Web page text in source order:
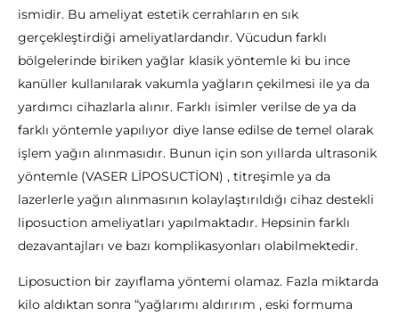
ismidir. Bu ameliyat estetik cerrahların en sık
gerçekleştirdiği ameliyatlardandır. Vücudun farklı
bölgelerinde biriken yağlar klasik yöntemle ki bu ince
kanüller kullanılarak vakumla yağların çekilmesi ile ya da
yardımcı cihazlarla alınır. Farklı isimler verilse de ya da
farklı yöntemle yapılıyor diye lanse edilse de temel olarak
işlem yağın alınmasıdır. Bunun için son yıllarda ultrasonik
yöntemle (VASER LİPOSUCTİON) , titreşimle ya da
lazerlerle yağın alınmasının kolaylaştırıldığı cihaz destekli
liposuction ameliyatları yapılmaktadır. Hepsinin farklı
dezavantajları ve bazı komplikasyonları olabilmektedir.
Liposuction bir zayıflama yöntemi olamaz. Fazla miktarda
kilo aldıktan sonra “yağlarımı aldırırım , eski formuma